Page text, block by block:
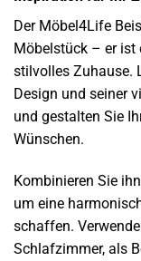
Der Möbel4Life
Möbelstück – er ist
stilvolles Zuhause.
Design und seiner
und gestalten Sie
Wünschen.
Kombinieren Sie
um eine
schaffen.
Schlafzimmer, als